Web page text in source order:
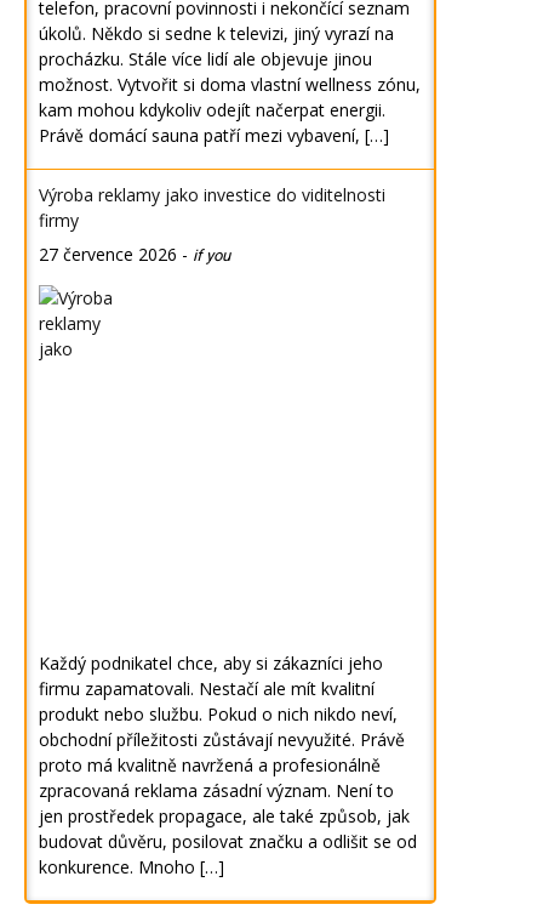
telefon, pracovní povinnosti i nekončící seznam
úkolů. Někdo si sedne k televizi, jiný vyrazí na
procházku. Stále více lidí ale objevuje jinou
možnost. Vytvořit si doma vlastní wellness zónu,
kam mohou kdykoliv odejít načerpat energii.
Právě domácí sauna patří mezi vybavení, […]
Výroba reklamy jako investice do viditelnosti
firmy
27 července 2026 - if you
Každý podnikatel chce, aby si zákazníci jeho
firmu zapamatovali. Nestačí ale mít kvalitní
produkt nebo službu. Pokud o nich nikdo neví,
obchodní příležitosti zůstávají nevyužité. Právě
proto má kvalitně navržená a profesionálně
zpracovaná reklama zásadní význam. Není to
jen prostředek propagace, ale také způsob, jak
budovat důvěru, posilovat značku a odlišit se od
konkurence. Mnoho […]